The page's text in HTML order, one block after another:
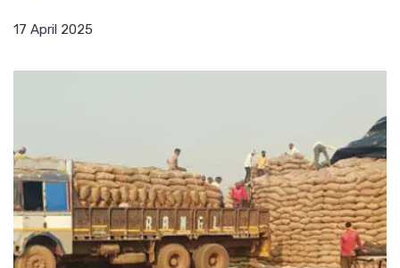
17 April 2025